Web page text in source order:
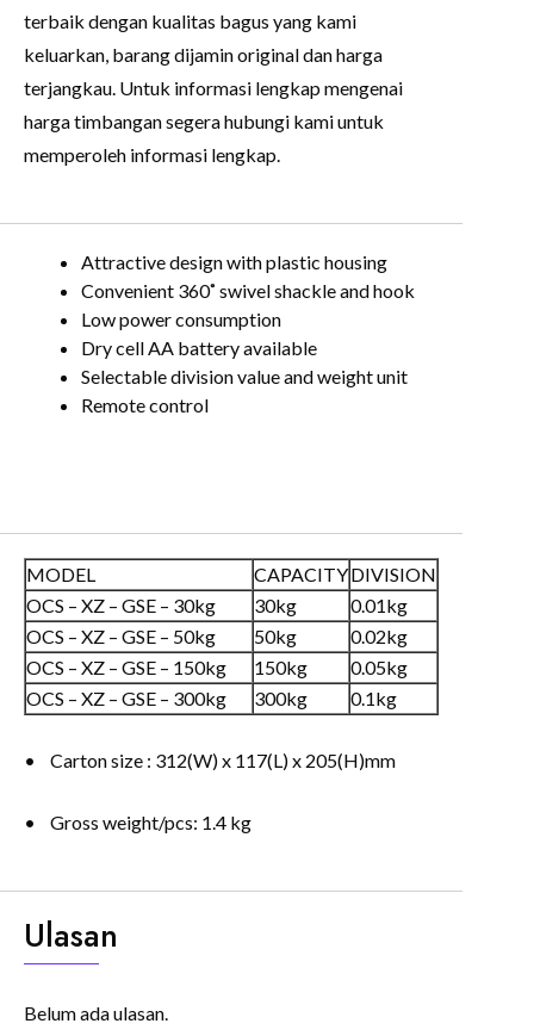
terbaik dengan kualitas bagus yang kami
keluarkan, barang dijamin original dan harga
terjangkau. Untuk informasi lengkap mengenai
harga timbangan segera hubungi kami untuk
memperoleh informasi lengkap.
Attractive design with plastic housing
Convenient 360˚ swivel shackle and hook
Low power consumption
Dry cell AA battery available
Selectable division value and weight unit
Remote control
MODEL CAPACITYDIVISION
OCS – XZ – GSE – 30kg
30kg
0.01kg
OCS – XZ – GSE – 50kg
50kg
0.02kg
OCS – XZ – GSE – 150kg
150kg
0.05kg
OCS – XZ – GSE – 300kg
300kg 0.1kg
• Carton size : 312(W) x 117(L) x 205(H)mm
• Gross weight/pcs: 1.4 kg
Ulasan
Belum ada ulasan.